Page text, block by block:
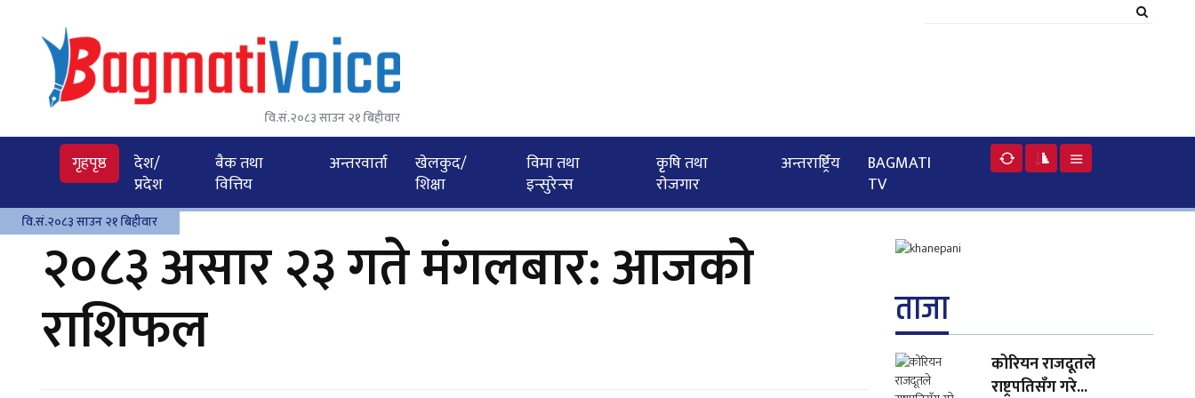
वि.सं.२०८३ साउन २१ बिहीवार
गृहपृष्ठ
देश/
प्रदेश
बैक तथा
वित्तिय
अन्तरवार्ता
खेलकुद/
शिक्षा
विमा तथा
इन्सुरेन्स
कृृषि तथा
राेजगार
अन्तरार्ष्ट्रिय
BAGMATI
TV
वि.सं.२०८३ साउन २१ बिहीवार
२०८३ असार २३ गते मंगलबार: आजको
राशिफल ताजा
कोरियन राजदूतले
राष्ट्रपतिसँग गरे...